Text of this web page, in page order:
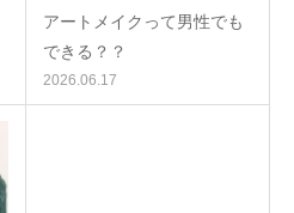
アートメイクって男性でも
できる？？
2026.06.17